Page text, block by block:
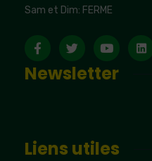
Sam et Dim: FERME
Newsletter
Liens utiles